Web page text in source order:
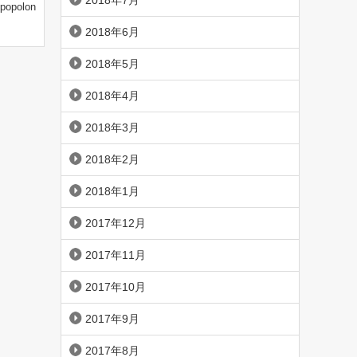
popolon
2018年6月
2018年5月
2018年4月
2018年3月
2018年2月
2018年1月
2017年12月
2017年11月
2017年10月
2017年9月
2017年8月